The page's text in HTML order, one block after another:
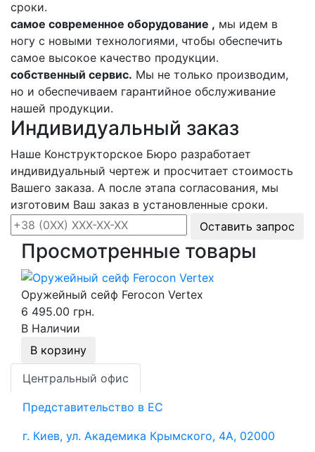
сроки.
самое современное оборудование , мы идем в
ногу с новыми технологиями, чтобы обеспечить
самое высокое качество продукции.
собственный сервис. Мы не только производим,
но и обеспечиваем гарантийное обслуживание
нашей продукции.
Индивидуальный заказ
Наше Конструкторское Бюро разработает
индивидуальный чертеж и просчитает стоимость
Вашего заказа. А после этапа согласования, мы
изготовим Ваш заказ в установленные сроки.
Оставить запрос
Просмотренные товары
Оружейный сейф Ferocon Vertex
6 495.00 грн.
В Наличии
В корзину
Центральный офис
Представительство в ЕС
г. Киев, ул. Академика Крымского, 4А, 02000